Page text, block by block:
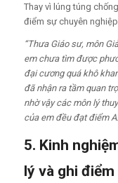
Thay vì lúng túng
điểm sự chuyên
“Thưa Giáo sư, môn
em chưa tìm được
đại cương quá khô
đã nhận ra tầm quan
nhờ vậy các môn lý
của em đều đạt điểm
5. Kinh
lý và ghi